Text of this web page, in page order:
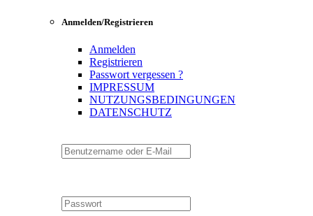
Anmelden/Registrieren
Anmelden
Registrieren
Passwort vergessen ?
IMPRESSUM
NUTZUNGSBEDINGUNGEN
DATENSCHUTZ